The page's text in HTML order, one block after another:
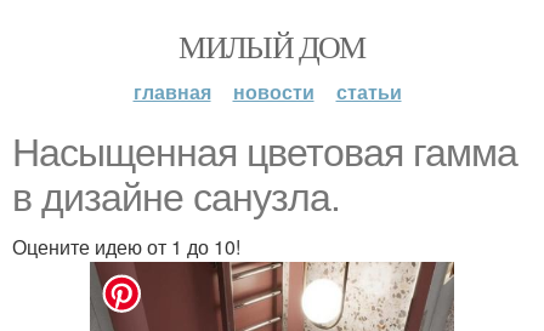
МИЛЫЙ ДОМ
главная новости статьи
Насыщенная цветовая гамма
в дизайне санузла.
Оцените идею от 1 до 10!